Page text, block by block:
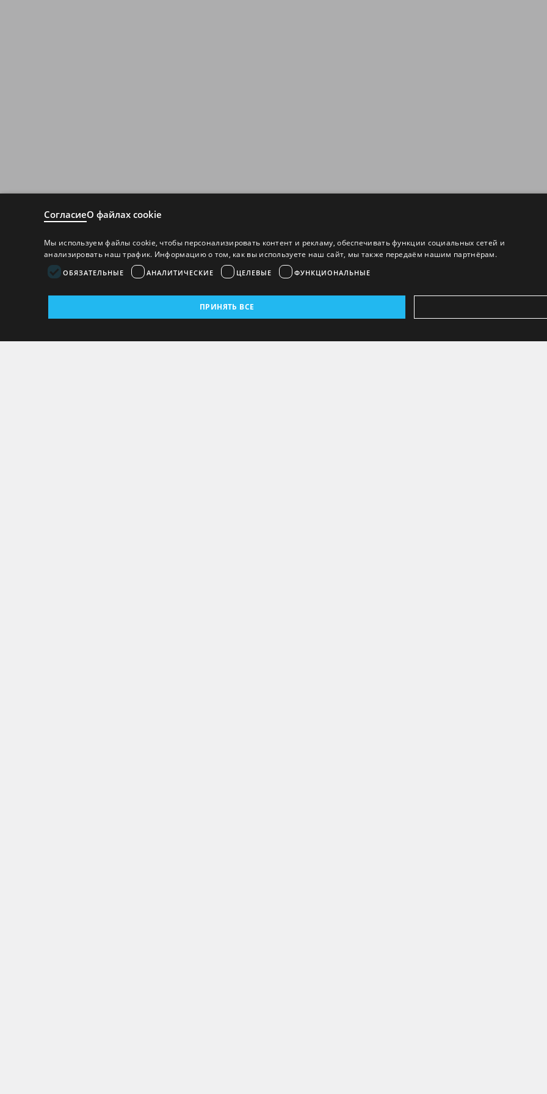
СогласиеО файлах cookie
Мы используем файлы cookie, чтобы персонализировать контент и рекламу, обеспечивать функции социальных сетей и
анализировать наш трафик. Информацию о том, как вы используете наш сайт, мы также передаём нашим партнёрам.
ОБЯЗАТЕЛЬНЫЕ АНАЛИТИЧЕСКИЕ ЦЕЛЕВЫЕ ФУНКЦИОНАЛЬНЫЕ
ПРИНЯТЬ ВСЕ